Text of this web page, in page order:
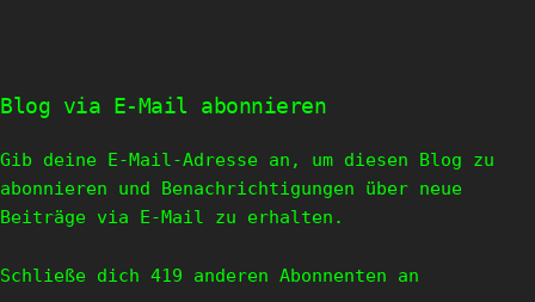
Blog via E-Mail abonnieren
Gib deine E-Mail-Adresse an, um diesen Blog zu
abonnieren und Benachrichtigungen über neue
Beiträge via E-Mail zu erhalten.
Schließe dich 419 anderen Abonnenten an